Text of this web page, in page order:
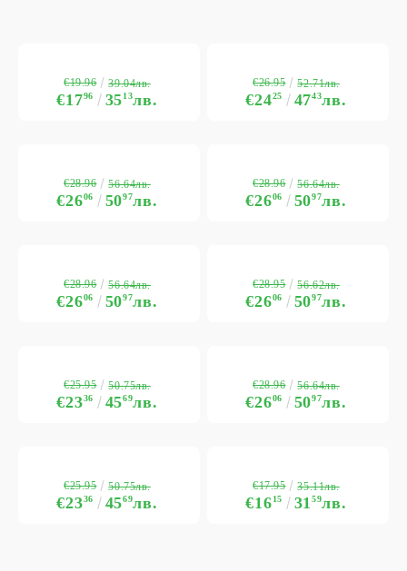
€1796 3513лв.
€19.96 39.04лв.
€2425 4743лв.
€26.95 52.71лв.
€2606 5097лв.
€28.96 56.64лв.
€2606 5097лв.
€28.96 56.64лв.
€2606 5097лв.
€28.96 56.64лв.
€2606 5097лв.
€28.95 56.62лв.
€2336 4569лв.
€25.95 50.75лв.
€2606 5097лв.
€28.96 56.64лв.
€2336 4569лв.
€25.95 50.75лв.
€1615 3159лв.
€17.95 35.11лв.